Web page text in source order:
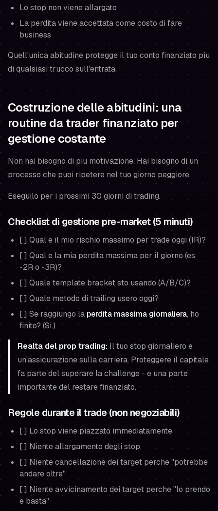
Lo stop non viene allargato
La perdita viene accettata come costo di fare
business
Quell'unica abitudine protegge il tuo conto finanziato piu
di qualsiasi trucco sull'entrata.
Costruzione delle abitudini: una
routine da trader finanziato per
gestione costante
Non hai bisogno di piu motivazione. Hai bisogno di un
processo che puoi ripetere nel tuo giorno peggiore.
Eseguilo per i prossimi 30 giorni di trading.
Checklist di gestione pre-market (5 minuti)
[ ] Qual e il mio rischio massimo per trade oggi (1R)?
[ ] Qual e la mia perdita massima per il giorno (es.
-2R o -3R)?
[ ] Quale template bracket sto usando (A/B/C)?
[ ] Quale metodo di trailing usero oggi?
[ ] Se raggiungo la perdita massima giornaliera, ho
finito? (Si.)
Realta del prop trading: Il tuo stop giornaliero e
un'assicurazione sulla carriera. Proteggere il capitale
fa parte del superare la challenge - e una parte
importante del restare finanziato.
Regole durante il trade (non negoziabili)
[ ] Lo stop viene piazzato immediatamente
[ ] Niente allargamento degli stop
[ ] Niente cancellazione dei target perche "potrebbe
andare oltre"
[ ] Niente avvicinamento dei target perche "lo prendo
e basta"